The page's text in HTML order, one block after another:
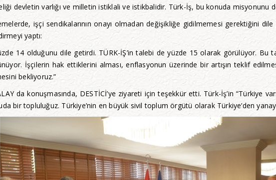
devletin varlığı ve milletin istiklali ve istikbalidir. Türk-İş, bu konuda misyonunu
işçi sendikalarının onayı olmadan değişikliğe gidilmemesi gerektiğini
yaptı:
14 olduğunu dile getirdi. TÜRK-İŞ’in talebi de yüzde 15 olarak görülüyor. Bu
İşçilerin hak ettiklerini alması, enflasyonun üzerinde bir artışın teklif
bekliyoruz.”
da konuşmasında, DESTİCİ’ye ziyareti için teşekkür etti. Türk-İş’in “Türkiye
bir topluluğuz. Türkiye’nin en büyük sivil toplum örgütü olarak Türkiye’den